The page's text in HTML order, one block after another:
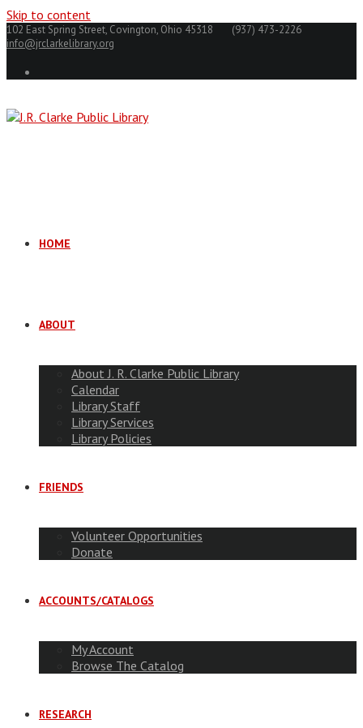
Skip to content
102 East Spring Street, Covington, Ohio 45318
(937) 473-2226
info@jrclarkelibrary.org
HOME
ABOUT
About J. R. Clarke Public Library
Calendar
Library Staff
Library Services
Library Policies
FRIENDS
Volunteer Opportunities
Donate
ACCOUNTS/CATALOGS
My Account
Browse The Catalog
RESEARCH